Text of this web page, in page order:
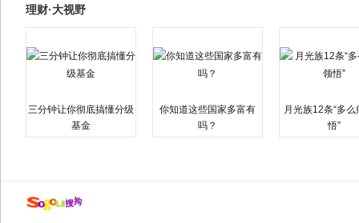
理财·大视野
三分钟让你彻底搞懂分级
基金
你知道这些国家多富有
吗？
月光族12条“多么
悟”